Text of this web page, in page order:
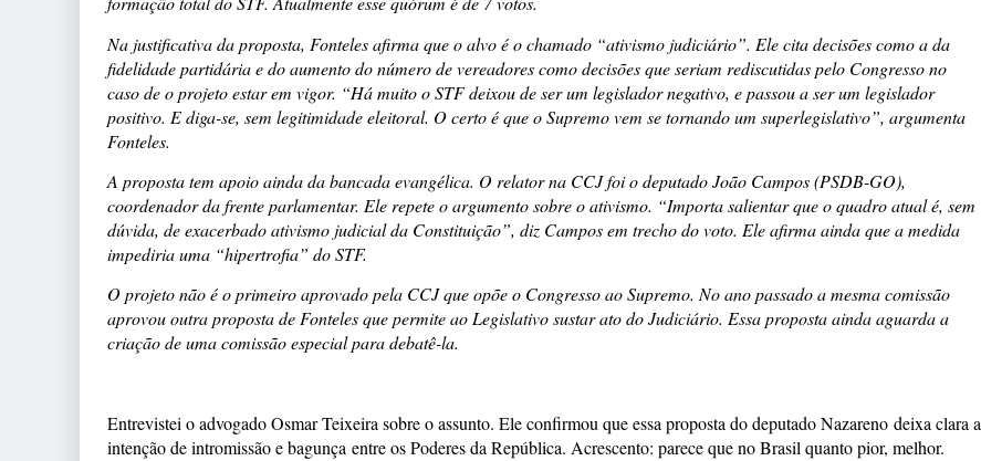
Na justificativa da proposta, Fonteles afirma que o alvo é o chamado “ativismo judiciário”. Ele cita decisões como a da
fidelidade partidária e do aumento do número de vereadores como decisões que seriam rediscutidas pelo Congresso no
caso de o projeto estar em vigor. “Há muito o STF deixou de ser um legislador negativo, e passou a ser um legislador
positivo. E diga-se, sem legitimidade eleitoral. O certo é que o Supremo vem se tornando um superlegislativo”, argumenta
Fonteles.
A proposta tem apoio ainda da bancada evangélica. O relator na CCJ foi o deputado João Campos (PSDB-GO),
coordenador da frente parlamentar. Ele repete o argumento sobre o ativismo. “Importa salientar que o quadro atual é, sem
dúvida, de exacerbado ativismo judicial da Constituição”, diz Campos em trecho do voto. Ele afirma ainda que a medida
impediria uma “hipertrofia” do STF.
O projeto não é o primeiro aprovado pela CCJ que opõe o Congresso ao Supremo. No ano passado a mesma comissão
aprovou outra proposta de Fonteles que permite ao Legislativo sustar ato do Judiciário. Essa proposta ainda aguarda a
criação de uma comissão especial para debatê-la.
Entrevistei o advogado Osmar Teixeira sobre o assunto. Ele confirmou que essa proposta do deputado Nazareno deixa clara a
intenção de intromissão e bagunça entre os Poderes da República. Acrescento: parece que no Brasil quanto pior, melhor.